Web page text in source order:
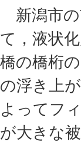
新潟市の
て，液状
橋の橋桁
の浮き上
よってフ
が大きな